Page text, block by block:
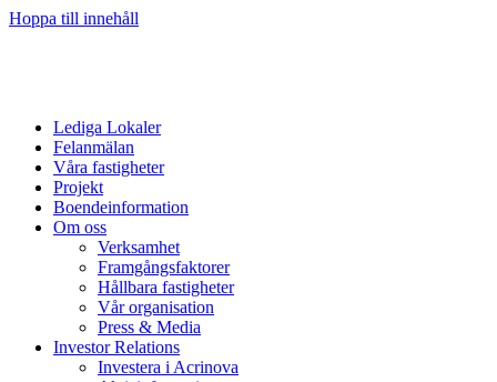
Hoppa till innehåll
Lediga Lokaler
Felanmälan
Våra fastigheter
Projekt
Boendeinformation
Om oss
Verksamhet
Framgångsfaktorer
Hållbara fastigheter
Vår organisation
Press & Media
Investor Relations
Investera i Acrinova